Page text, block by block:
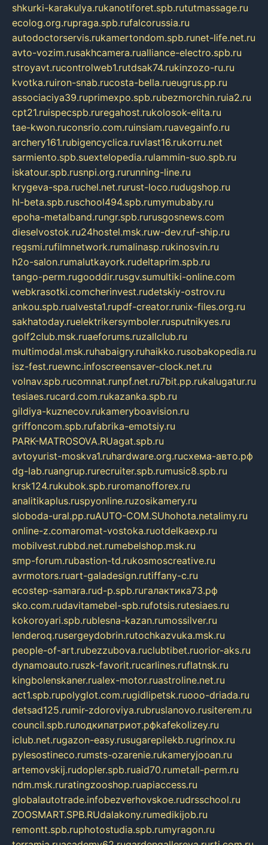
shkurki-karakulya.rukanotiforet.spb.rututmassage.ru
ecolog.org.rupraga.spb.rufalcorussia.ru
autodoctorservis.rukamertondom.spb.runet-life.net.ru
avto-vozim.rusakhcamera.rualliance-electro.spb.ru
stroyavt.rucontrolweb1.rutdsak74.rukinzozo-ru.ru
kvotka.ruiron-snab.rucosta-bella.rueugrus.pp.ru
associaciya39.ruprimexpo.spb.rubezmorchin.ruia2.ru
cpt21.ruispecspb.ruregahost.rukolosok-elita.ru
tae-kwon.ruconsrio.com.ruinsiam.ruavegainfo.ru
archery161.rubigencyclica.ruvlast16.rukorru.net
sarmiento.spb.suextelopedia.rulammin-suo.spb.ru
iskatour.spb.rusnpi.org.rurunning-line.ru
krygeva-spa.ruchel.net.rurust-loco.rudugshop.ru
hl-beta.spb.ruschool494.spb.rumymubaby.ru
epoha-metalband.rungr.spb.rurusgosnews.com
dieselvostok.ru24hostel.msk.ruw-dev.ruf-ship.ru
regsmi.rufilmnetwork.rumalinasp.rukinosvin.ru
h2o-salon.rumalutkayork.rudeltaprim.spb.ru
tango-perm.rugooddir.rusgv.sumultiki-online.com
webkrasotki.comcherinvest.rudetskiy-ostrov.ru
ankou.spb.rualvesta1.rupdf-creator.runix-files.org.ru
sakhatoday.ruelektrikersymboler.rusputnikyes.ru
golf2club.msk.ruaeforums.ruzallclub.ru
multimodal.msk.ruhabaigry.ruhaikko.rusobakopedia.ru
isz-fest.ruewnc.infoscreensaver-clock.net.ru
volnav.spb.rucomnat.runpf.net.ru7bit.pp.rukalugatur.ru
tesiaes.rucard.com.rukazanka.spb.ru
gildiya-kuznecov.rukameryboavision.ru
griffoncom.spb.rufabrika-emotsiy.ru
PARK-MATROSOVA.RUagat.spb.ru
avtoyurist-moskva1.ruhardware.org.ruсхема-авто.рф
dg-lab.ruangrup.rurecruiter.spb.rumusic8.spb.ru
krsk124.rukubok.spb.ruromanofforex.ru
analitikaplus.ruspyonline.ruzosikamery.ru
sloboda-ural.pp.ruAUTO-COM.SUhohota.netalimy.ru
online-z.comaromat-vostoka.ruotdelkaexp.ru
mobilvest.rubbd.net.rumebelshop.msk.ru
smp-forum.rubastion-td.rukosmoscreative.ru
avrmotors.ruart-galadesign.rutiffany-c.ru
ecostep-samara.rud-p.spb.ruгалактика73.рф
sko.com.rudavitamebel-spb.rufotsis.rutesiaes.ru
kokoroyari.spb.rublesna-kazan.rumossilver.ru
lenderoq.rusergeydobrin.rutochkazvuka.msk.ru
people-of-art.rubezzubova.ruclubtibet.ruorior-aks.ru
dynamoauto.ruszk-favorit.rucarlines.ruflatnsk.ru
kingbolenskaner.rualex-motor.ruastroline.net.ru
act1.spb.rupolyglot.com.rugidlipetsk.ruooo-driada.ru
detsad125.rumir-zdoroviya.rubruslanovo.rusiterem.ru
council.spb.ruлодкипатриот.рфkafekolizey.ru
iclub.net.rugazon-easy.rusugarepilekb.rugrinox.ru
pylesostineco.rumsts-ozarenie.rukameryjooan.ru
artemovskij.rudopler.spb.ruaid70.rumetall-perm.ru
ndm.msk.ruratingzooshop.ruapiaccess.ru
globalautotrade.infobezverhovskoe.rudrsschool.ru
ZOOSMART.SPB.RUdalakony.rumedikijob.ru
remontt.spb.ruphotostudia.spb.rumyragon.ru